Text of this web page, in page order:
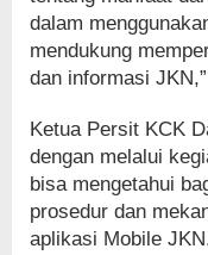
dalam
mendukung
dan informasi
Ketua Persit KCK
dengan melalui
bisa mengetahui
prosedur dan
aplikasi Mobile